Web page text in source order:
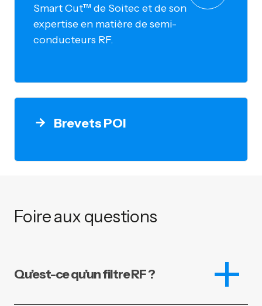
Smart Cut™ de Soitec et de son
expertise en matière de semi-
conducteurs RF.
Brevets POI
Foire aux questions
Qu’est-ce qu’un filtre RF ?